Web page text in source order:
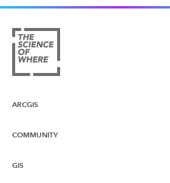
ARCGIS
ArcGIS – Überblick
COMMUNITY
Esri Community
GIS